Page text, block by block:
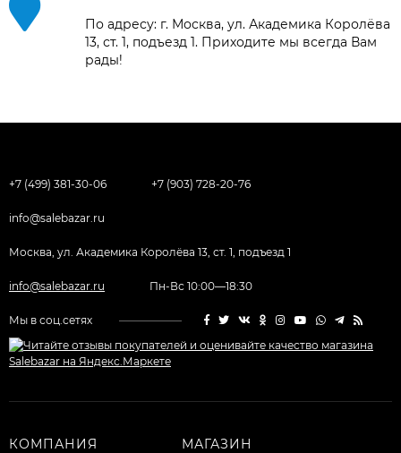
По адресу: г. Москва, ул. Академика Королёва
13, ст. 1, подъезд 1. Приходите мы всегда Вам
рады!
+7 (499) 381-30-06 +7 (903) 728-20-76
info@salebazar.ru
Москва, ул. Академика Королёва 13, ст. 1, подъезд 1
info@salebazar.ru Пн-Вс 10:00—18:30
Мы в соц.сетях
КОМПАНИЯ МАГАЗИН